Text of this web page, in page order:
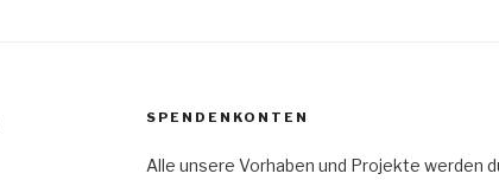
SPENDENKONTEN
Alle unsere Vorhaben und Projekte werden